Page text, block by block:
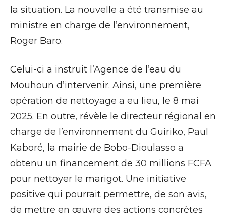
la situation. La nouvelle a été transmise au
ministre en charge de l’environnement,
Roger Baro.
Celui-ci a instruit l’Agence de l’eau du
Mouhoun d’intervenir. Ainsi, une première
opération de nettoyage a eu lieu, le 8 mai
2025. En outre, révèle le directeur régional en
charge de l’environnement du Guiriko, Paul
Kaboré, la mairie de Bobo-Dioulasso a
obtenu un financement de 30 millions FCFA
pour nettoyer le marigot. Une initiative
positive qui pourrait permettre, de son avis,
de mettre en œuvre des actions concrètes